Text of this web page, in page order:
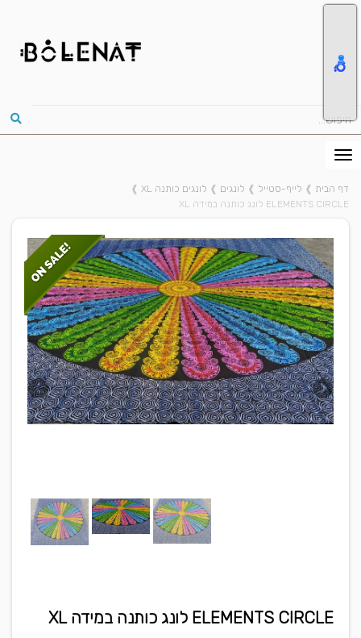
דף הבית ❱ לייף-סטייל ❱ לונגים ❱ לונגים כותנה XL
❱
ELEMENTS CIRCLE לונג כותנה במידה XL
ELEMENTS CIRCLE לונג כותנה במידה XL